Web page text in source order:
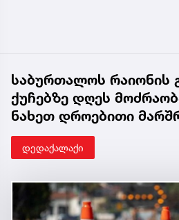
საბურთალოს რაიონის
ქუჩებზე დღეს
ნახეთ დროებითი
დედაქალაქი